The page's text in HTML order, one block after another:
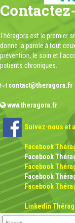
Théragora est le premier
donne la parole à tout
prévention, le soin et
patients chroniques.
contact@theragora.fr
www.theragora.fr
Suivez-nous et
Facebook
Facebook
Facebook
Facebook
Facebook
Linkedin